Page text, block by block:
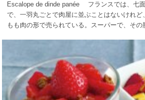
Escalope de dinde panée フランスでは、七
で、一羽丸ごとで肉屋に並ぶことはないけれ
もも肉の形で売られている。スーパーで、そ